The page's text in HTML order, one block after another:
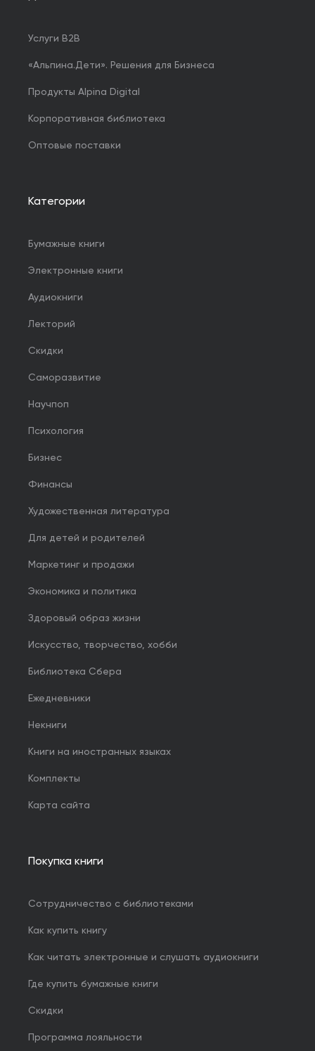
Услуги B2B
«Альпина.Дети». Решения для Бизнеса
Продукты Alpina Digital
Корпоративная библиотека
Оптовые поставки
Категории
Бумажные книги
Электронные книги
Аудиокниги
Лекторий
Скидки
Саморазвитие
Научпоп
Психология
Бизнес
Финансы
Художественная литература
Для детей и родителей
Маркетинг и продажи
Экономика и политика
Здоровый образ жизни
Искусство, творчество, хобби
Библиотека Сбера
Ежедневники
Некниги
Книги на иностранных языках
Комплекты
Карта сайта
Покупка книги
Сотрудничество с библиотеками
Как купить книгу
Как читать электронные и слушать аудиокниги
Где купить бумажные книги
Скидки
Программа лояльности